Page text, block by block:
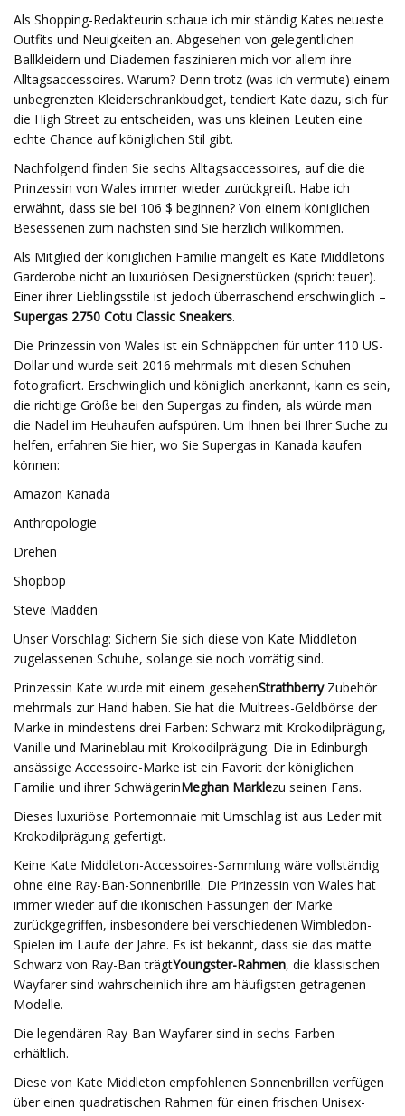
Als Shopping-Redakteurin schaue ich mir ständig Kates neueste
Outfits und Neuigkeiten an. Abgesehen von gelegentlichen
Ballkleidern und Diademen faszinieren mich vor allem ihre
Alltagsaccessoires. Warum? Denn trotz (was ich vermute) einem
unbegrenzten Kleiderschrankbudget, tendiert Kate dazu, sich für
die High Street zu entscheiden, was uns kleinen Leuten eine
echte Chance auf königlichen Stil gibt.
Nachfolgend finden Sie sechs Alltagsaccessoires, auf die die
Prinzessin von Wales immer wieder zurückgreift. Habe ich
erwähnt, dass sie bei 106 $ beginnen? Von einem königlichen
Besessenen zum nächsten sind Sie herzlich willkommen.
Als Mitglied der königlichen Familie mangelt es Kate Middletons
Garderobe nicht an luxuriösen Designerstücken (sprich: teuer).
Einer ihrer Lieblingsstile ist jedoch überraschend erschwinglich –
Supergas 2750 Cotu Classic Sneakers.
Die Prinzessin von Wales ist ein Schnäppchen für unter 110 US-
Dollar und wurde seit 2016 mehrmals mit diesen Schuhen
fotografiert. Erschwinglich und königlich anerkannt, kann es sein,
die richtige Größe bei den Supergas zu finden, als würde man
die Nadel im Heuhaufen aufspüren. Um Ihnen bei Ihrer Suche zu
helfen, erfahren Sie hier, wo Sie Supergas in Kanada kaufen
können:
Amazon Kanada
Anthropologie
Drehen
Shopbop
Steve Madden
Unser Vorschlag: Sichern Sie sich diese von Kate Middleton
zugelassenen Schuhe, solange sie noch vorrätig sind.
Prinzessin Kate wurde mit einem gesehenStrathberryZubehör
mehrmals zur Hand haben. Sie hat die Multrees-Geldbörse der
Marke in mindestens drei Farben: Schwarz mit Krokodilprägung,
Vanille und Marineblau mit Krokodilprägung. Die in Edinburgh
ansässige Accessoire-Marke ist ein Favorit der königlichen
Familie und ihrer SchwägerinMeghan Marklezu seinen Fans.
Dieses luxuriöse Portemonnaie mit Umschlag ist aus Leder mit
Krokodilprägung gefertigt.
Keine Kate Middleton-Accessoires-Sammlung wäre vollständig
ohne eine Ray-Ban-Sonnenbrille. Die Prinzessin von Wales hat
immer wieder auf die ikonischen Fassungen der Marke
zurückgegriffen, insbesondere bei verschiedenen Wimbledon-
Spielen im Laufe der Jahre. Es ist bekannt, dass sie das matte
Schwarz von Ray-Ban trägtYoungster-Rahmen, die klassischen
Wayfarer sind wahrscheinlich ihre am häufigsten getragenen
Modelle.
Die legendären Ray-Ban Wayfarer sind in sechs Farben
erhältlich.
Diese von Kate Middleton empfohlenen Sonnenbrillen verfügen
über einen quadratischen Rahmen für einen frischen Unisex-